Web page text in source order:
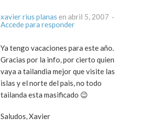
xavier rius planas
en abril 5, 2007 ·
Accede para responder
Ya tengo vacaciones para este año.
Gracias por la info, por cierto quien
vaya a tailandia mejor que visite las
islas y el norte del pais, no todo
tailanda esta masificado 😉
Saludos, Xavier